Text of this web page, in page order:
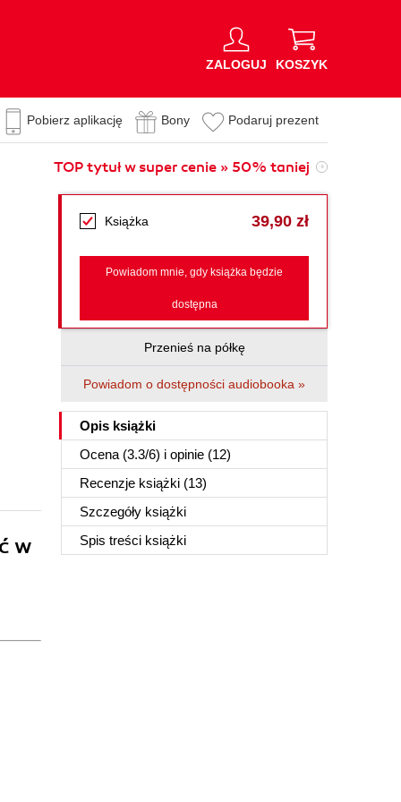
ZALOGUJ KOSZYK
Pobierz aplikację Bony Podaruj prezent
TOP tytuł w super cenie » 50% taniej
Książka 39,90 zł
Powiadom mnie, gdy książka będzie
dostępna
Przenieś na półkę
Powiadom o dostępności audiobooka »
Opis książki
Ocena (3.3/6) i opinie (12)
Recenzje książki (13)
Szczegóły książki
Spis treści książki
w